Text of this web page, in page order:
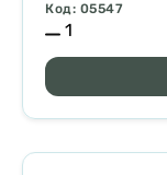
Код: 05547